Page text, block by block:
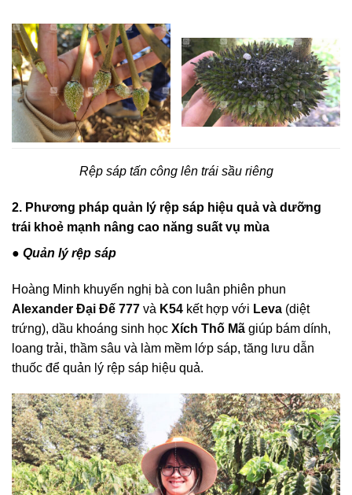
Rệp sáp tấn công lên trái sầu riêng
2. Phương pháp quản lý rệp sáp hiệu quả và dưỡng
trái khoẻ mạnh nâng cao năng suất vụ mùa
● Quản lý rệp sáp
Hoàng Minh khuyến nghị bà con luân phiên phun
Alexander Đại Đế 777 và K54 kết hợp với Leva (diệt
trứng), dầu khoáng sinh học Xích Thố Mã giúp bám dính,
loang trải, thầm sâu và làm mềm lớp sáp, tăng lưu dẫn
thuốc để quản lý rệp sáp hiệu quả.